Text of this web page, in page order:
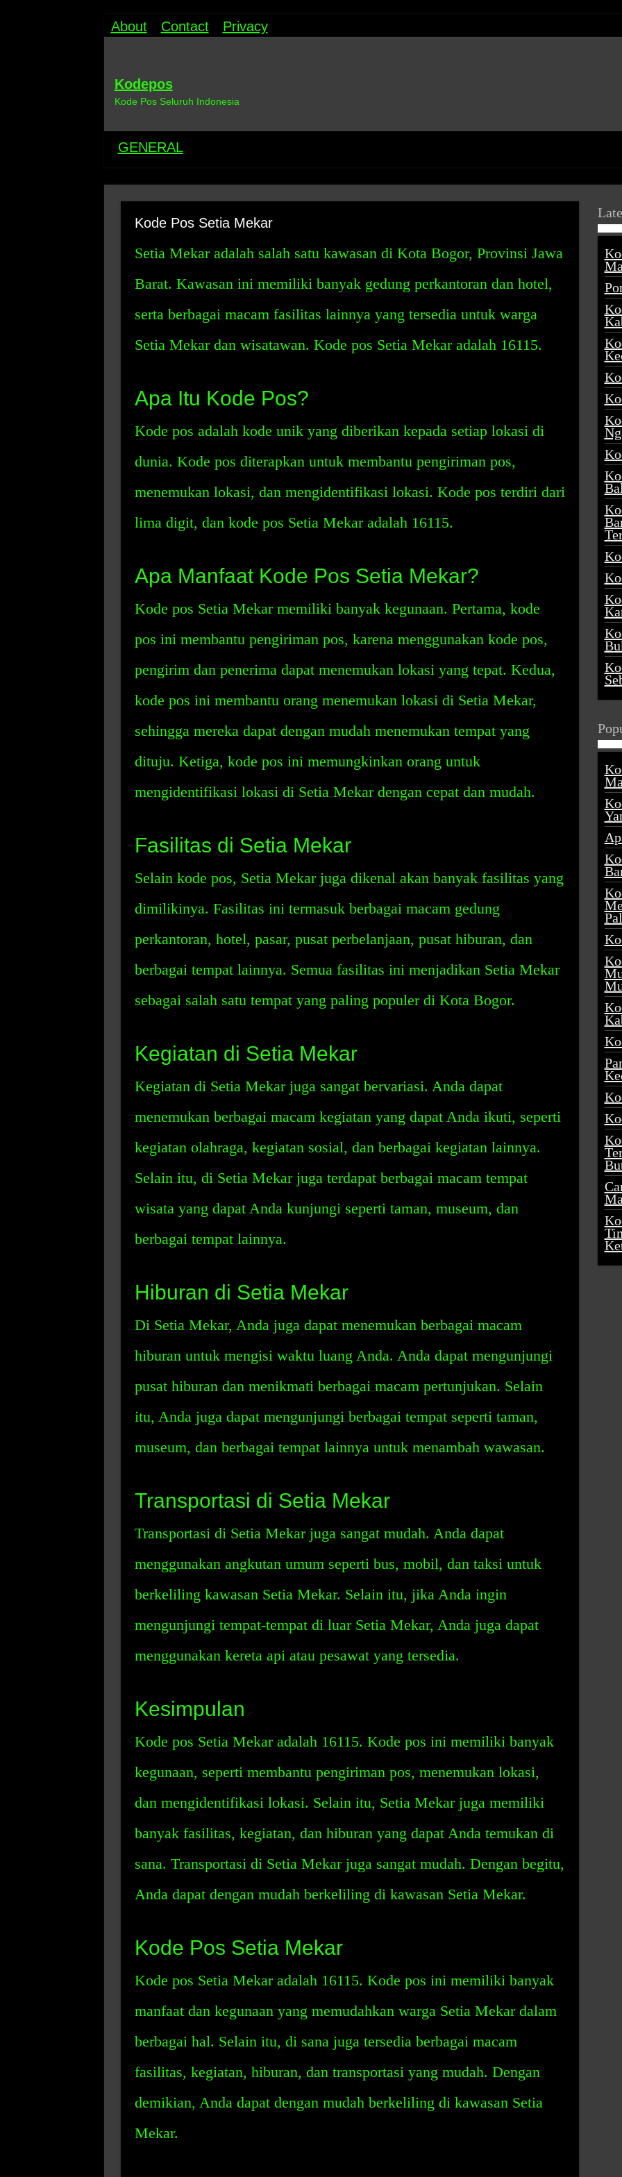
About Contact Privacy
Kodepos
Kode Pos Seluruh Indonesia
GENERAL
Kode Pos Setia Mekar
Setia Mekar adalah salah satu kawasan di Kota Bogor, Provinsi Jawa
Barat. Kawasan ini memiliki banyak gedung perkantoran dan hotel,
serta berbagai macam fasilitas lainnya yang tersedia untuk warga
Setia Mekar dan wisatawan. Kode pos Setia Mekar adalah 16115.
Apa Itu Kode Pos?
Kode pos adalah kode unik yang diberikan kepada setiap lokasi di
dunia. Kode pos diterapkan untuk membantu pengiriman pos,
menemukan lokasi, dan mengidentifikasi lokasi. Kode pos terdiri dari
lima digit, dan kode pos Setia Mekar adalah 16115.
Apa Manfaat Kode Pos Setia Mekar?
Kode pos Setia Mekar memiliki banyak kegunaan. Pertama, kode
pos ini membantu pengiriman pos, karena menggunakan kode pos,
pengirim dan penerima dapat menemukan lokasi yang tepat. Kedua,
kode pos ini membantu orang menemukan lokasi di Setia Mekar,
sehingga mereka dapat dengan mudah menemukan tempat yang
dituju. Ketiga, kode pos ini memungkinkan orang untuk
mengidentifikasi lokasi di Setia Mekar dengan cepat dan mudah.
Fasilitas di Setia Mekar
Selain kode pos, Setia Mekar juga dikenal akan banyak fasilitas yang
dimilikinya. Fasilitas ini termasuk berbagai macam gedung
perkantoran, hotel, pasar, pusat perbelanjaan, pusat hiburan, dan
berbagai tempat lainnya. Semua fasilitas ini menjadikan Setia Mekar
sebagai salah satu tempat yang paling populer di Kota Bogor.
Kegiatan di Setia Mekar
Kegiatan di Setia Mekar juga sangat bervariasi. Anda dapat
menemukan berbagai macam kegiatan yang dapat Anda ikuti, seperti
kegiatan olahraga, kegiatan sosial, dan berbagai kegiatan lainnya.
Selain itu, di Setia Mekar juga terdapat berbagai macam tempat
wisata yang dapat Anda kunjungi seperti taman, museum, dan
berbagai tempat lainnya.
Hiburan di Setia Mekar
Di Setia Mekar, Anda juga dapat menemukan berbagai macam
hiburan untuk mengisi waktu luang Anda. Anda dapat mengunjungi
pusat hiburan dan menikmati berbagai macam pertunjukan. Selain
itu, Anda juga dapat mengunjungi berbagai tempat seperti taman,
museum, dan berbagai tempat lainnya untuk menambah wawasan.
Transportasi di Setia Mekar
Transportasi di Setia Mekar juga sangat mudah. Anda dapat
menggunakan angkutan umum seperti bus, mobil, dan taksi untuk
berkeliling kawasan Setia Mekar. Selain itu, jika Anda ingin
mengunjungi tempat-tempat di luar Setia Mekar, Anda juga dapat
menggunakan kereta api atau pesawat yang tersedia.
Kesimpulan
Kode pos Setia Mekar adalah 16115. Kode pos ini memiliki banyak
kegunaan, seperti membantu pengiriman pos, menemukan lokasi,
dan mengidentifikasi lokasi. Selain itu, Setia Mekar juga memiliki
banyak fasilitas, kegiatan, dan hiburan yang dapat Anda temukan di
sana. Transportasi di Setia Mekar juga sangat mudah. Dengan begitu,
Anda dapat dengan mudah berkeliling di kawasan Setia Mekar.
Kode Pos Setia Mekar
Kode pos Setia Mekar adalah 16115. Kode pos ini memiliki banyak
manfaat dan kegunaan yang memudahkan warga Setia Mekar dalam
berbagai hal. Selain itu, di sana juga tersedia berbagai macam
fasilitas, kegiatan, hiburan, dan transportasi yang mudah. Dengan
demikian, Anda dapat dengan mudah berkeliling di kawasan Setia
Mekar.